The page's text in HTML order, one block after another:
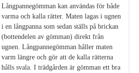
Långpannegömman kan användas för både
varma och kalla rätter. Maten lagas i ugnen
i en långpanna som sedan ställs på brickan
(bottendelen av gömman) direkt från
ugnen. Långpannegömman håller maten
varm längre och gör att de kalla rätterna
hålls svala. I trädgården är gömman ett bra